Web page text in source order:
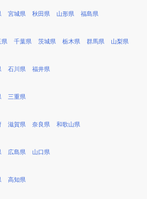
宮城県 秋田県 山形県 福島県
県 千葉県 茨城県 栃木県 群馬県 山梨県
石川県 福井県
三重県
滋賀県 奈良県 和歌山県
広島県 山口県
高知県